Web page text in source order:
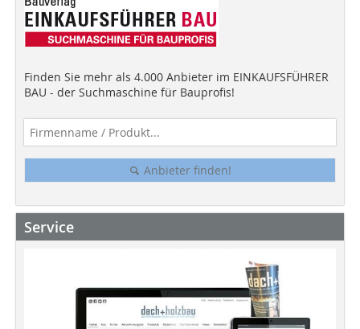
Finden Sie mehr als 4.000 Anbieter im EINKAUFSFÜHRER
BAU - der Suchmaschine für Bauprofis!
Anbieter finden!
Service